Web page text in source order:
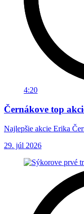
4:20
Černákove top
Najlepšie akcie Erika
29. júl 2026